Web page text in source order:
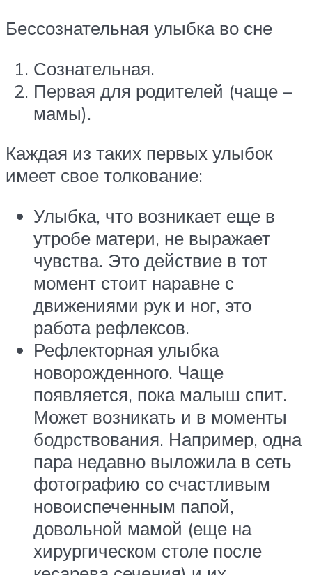
Бессознательная улыбка во сне
Сознательная.
Первая для родителей (чаще –
мамы).
Каждая из таких первых улыбок
имеет свое толкование:
Улыбка, что возникает еще в
утробе матери, не выражает
чувства. Это действие в тот
момент стоит наравне с
движениями рук и ног, это
работа рефлексов.
Рефлекторная улыбка
новорожденного. Чаще
появляется, пока малыш спит.
Может возникать и в моменты
бодрствования. Например, одна
пара недавно выложила в сеть
фотографию со счастливым
новоиспеченным папой,
довольной мамой (еще на
хирургическом столе после